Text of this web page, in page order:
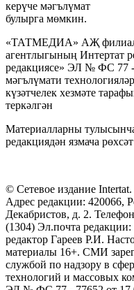
керүче мәгълүмат
булырга мөмкин.
«ТАТМЕДИА» АҖ
агентлыгының Интертат
редакциясе» ЭЛ № ФС 77 -
мәгълүмати
күзәтчелек хезмәте
теркәлгән
Материалларны
редакциядән язмача
© Сетевое издание
Адрес редакции: 420066,
Декабристов, д. 2.
(1304) Эл.почта
редактор Гареев Р.И.
материалы 16+. СМИ
службой по надзору в
технологий и массовых